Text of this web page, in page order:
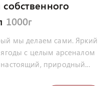
1000г
мы делаем сами. Яркий
с целым арсеналом
природный...